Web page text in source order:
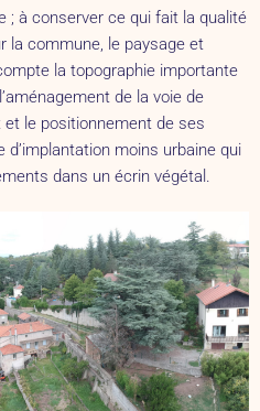
; à conserver ce qui fait la qualité
la commune, le paysage et
la topographie importante
de la voie de
et le positionnement de ses
moins urbaine qui
dans un écrin végétal.